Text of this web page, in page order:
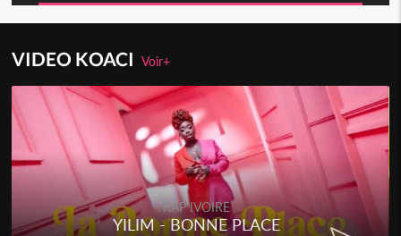
VIDEO KOACIVoir+
RAP IVOIRE
YILIM - BONNE PLACE